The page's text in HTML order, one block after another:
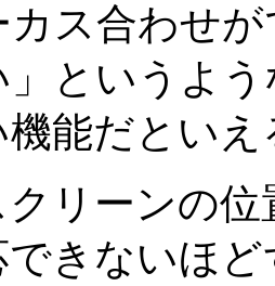
カス合わせ
」というよ
能だといえ
リーンの位
きないほ